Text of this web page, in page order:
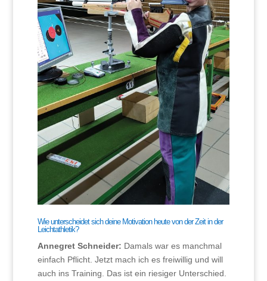
Wie unterscheidet sich deine Motivation heute von der Zeit in der
Leichtathletik?
Annegret Schneider: Damals war es manchmal
einfach Pflicht. Jetzt mach ich es freiwillig und will
auch ins Training. Das ist ein riesiger Unterschied.